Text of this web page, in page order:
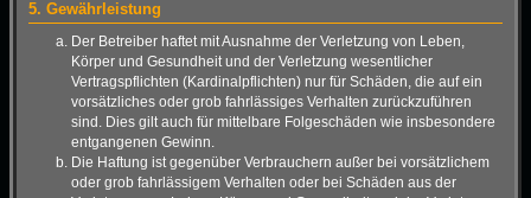
5. Gewährleistung
Der Betreiber haftet mit Ausnahme der Verletzung von Leben,
Körper und Gesundheit und der Verletzung wesentlicher
Vertragspflichten (Kardinalpflichten) nur für Schäden, die auf ein
vorsätzliches oder grob fahrlässiges Verhalten zurückzuführen
sind. Dies gilt auch für mittelbare Folgeschäden wie insbesondere
entgangenen Gewinn.
Die Haftung ist gegenüber Verbrauchern außer bei vorsätzlichem
oder grob fahrlässigem Verhalten oder bei Schäden aus der